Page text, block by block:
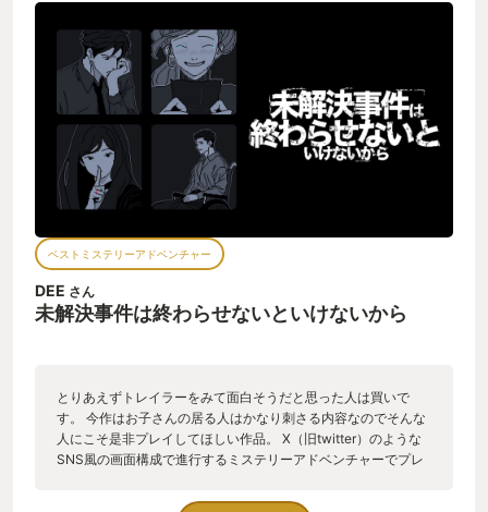
らといってその人物との会話とは限りません。） その会話の中
の特定のキーワードをクリックすると、そのキーワードに関連
する別の会話が追加されます。 そうやっていくつかの会話を出
していくと会話同士の繋がりが見えてくるようになり、会話を
正しく配置し直すことで徐々に誰と、いつ、どのような場面で
会話をしているのかが分かってきます。 そして本作の関係者は
全員嘘をついています。 なぜ嘘をついたのか・・・自身の保身
のため？誰かを守るため？ 何が嘘か気付くことでさらに真相に
近づくことができます。 見た目はシンプルですが、この真相を
品ながら、時間以上の満足感が感じられ、真相が分かった時に
は目頭が熱くなりました。 価格も手頃なので、ぜひネタバレを
見ずに自身で真相を解明していただきたい作品です。 なお本作
に登場する元警部の名前は清崎蒼とあり、これは『リーガルダ
ンジョン』の主人公と同じ名前となっている。 明確に同一人物
る上で『リーガルダンジョン』をプレイしておく必要は特にあ
りませんが、本作をプレイして気に入ったならば『リーガルダ
ンジョン』を含めた「罪悪感三部作」もプレイしてみても良い
かもしれませんね。 なぜ今回同じ名前のキャラクターなのか、
そこにも何かSomi氏が込めた意図やメッセージがあると思われ
ベストミステリーアドベンチャー
DEE さん
未解決事件は終わらせないといけないから
とりあえずトレイラーをみて面白そうだと思った人は買いで
す。 今作はお子さんの居る人はかなり刺さる内容なのでそんな
人にこそ是非プレイしてほしい作品。 X（旧twitter）のような
SNS風の画面構成で進行するミステリーアドベンチャーでプレ